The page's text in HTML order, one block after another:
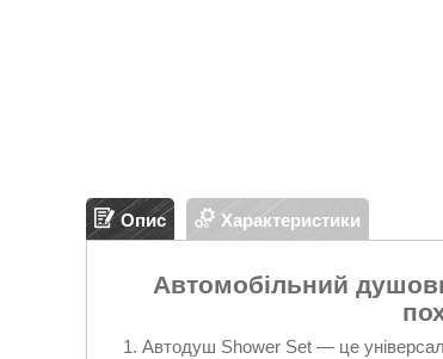
Опис Характеристики
Автомобільний
Автодуш Shower Set — це